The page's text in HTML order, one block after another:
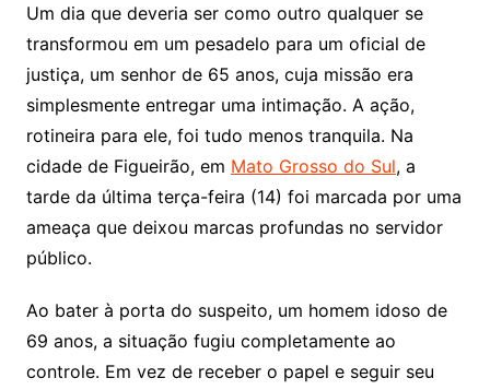
Um dia que deveria ser como outro qualquer se
transformou em um pesadelo para um oficial de
justiça, um senhor de 65 anos, cuja missão era
simplesmente entregar uma intimação. A ação,
rotineira para ele, foi tudo menos tranquila. Na
cidade de Figueirão, em Mato Grosso do Sul, a
tarde da última terça-feira (14) foi marcada por uma
ameaça que deixou marcas profundas no servidor
público.
Ao bater à porta do suspeito, um homem idoso de
69 anos, a situação fugiu completamente ao
controle. Em vez de receber o papel e seguir seu